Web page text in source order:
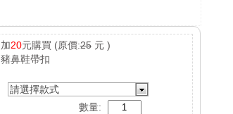
加20元購買 (原價:25元 )
豬鼻鞋帶扣
請選擇款式
數量: